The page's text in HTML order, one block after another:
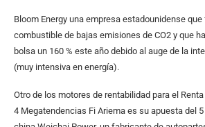
Bloom Energy una empresa estadounidense
combustible de bajas emisiones de CO2 y que
bolsa un 160 % este año debido al auge de la
(muy intensiva en energía).
Otro de los motores de rentabilidad para el Renta
4 Megatendencias Fi Ariema es su apuesta del 5